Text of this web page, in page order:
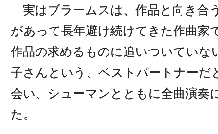
実はブラームスは、作品と向き合
があって長年避け続けてきた作曲家
作品の求めるものに追いついていな
子さんという、ベストパートナーだ
会い、シューマンとともに全曲演奏
た。